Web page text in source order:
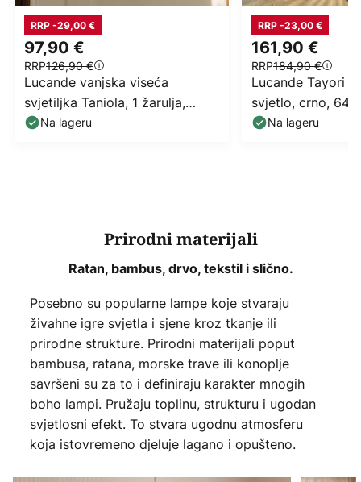
97,90 €
RRP126,90 €
RRP -29,00 €
Lucande vanjska viseća
svjetiljka Taniola, 1 žarulja,
konusna, Ø 60 cm
Na lageru
161,90 €
RRP184,90 €
RRP -23,00 €
Lucande Tayori
svjetlo, crno, 64
Na lageru
Prirodni materijali
Ratan, bambus, drvo, tekstil i slično.
Posebno su popularne lampe koje stvaraju
živahne igre svjetla i sjene kroz tkanje ili
prirodne strukture. Prirodni materijali poput
bambusa, ratana, morske trave ili konoplje
savršeni su za to i definiraju karakter mnogih
boho lampi. Pružaju toplinu, strukturu i ugodan
svjetlosni efekt. To stvara ugodnu atmosferu
koja istovremeno djeluje lagano i opušteno.